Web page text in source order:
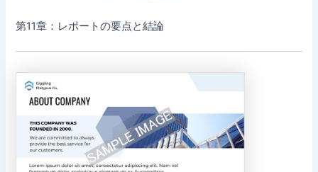
第11章：レポートの要点と結論